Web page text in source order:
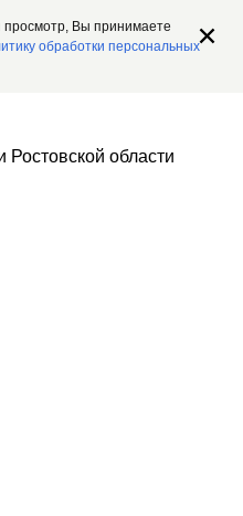
Вы принимаете
обработки персональных
области